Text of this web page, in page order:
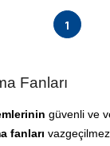
1
Fanları
güvenli ve
fanları